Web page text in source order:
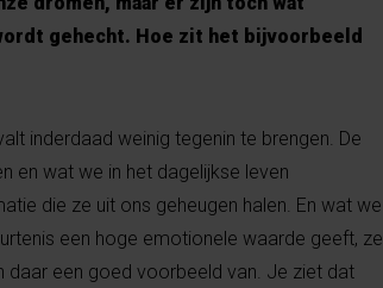
gehecht. Hoe zit het bijvoorbeeld
inderdaad weinig tegenin te brengen. De
en wat we in het dagelijkse leven
die ze uit ons geheugen halen. En wat we
een hoge emotionele waarde geeft, ze
daar een goed voorbeeld van. Je ziet dat